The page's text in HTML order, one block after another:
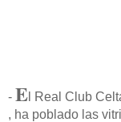
- E l Real Club
, ha poblado las